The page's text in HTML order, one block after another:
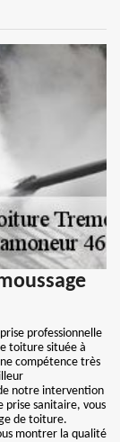
professionnelle
toiture située à
compétence très
notre intervention
prise sanitaire, vous
de toiture.
montrer la qualité